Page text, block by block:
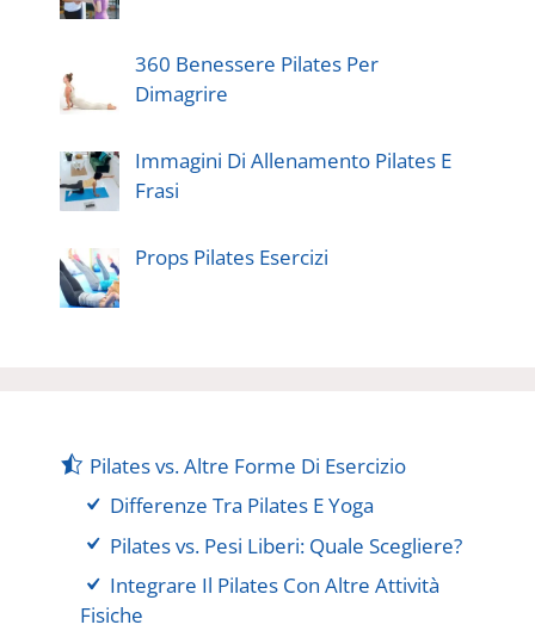
360 Benessere Pilates Per
Dimagrire
Immagini Di Allenamento Pilates E
Frasi
Props Pilates Esercizi
Pilates vs. Altre Forme Di Esercizio
Differenze Tra Pilates E Yoga
Pilates vs. Pesi Liberi: Quale Scegliere?
Integrare Il Pilates Con Altre Attività
Fisiche